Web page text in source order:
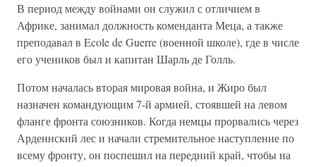
В период между войнами он служил с отличием в
Африке, занимал должность коменданта Меца, а также
преподавал в Ecole de Guerre (военной школе), где в числе
его учеников был и капитан Шарль де Голль.
Потом началась вторая мировая война, и Жиро был
назначен командующим 7-й армией, стоявшей на левом
фланге фронта союзников. Когда немцы прорвались через
Арденнский лес и начали стремительное наступление по
всему фронту, он поспешил на передний край, чтобы на